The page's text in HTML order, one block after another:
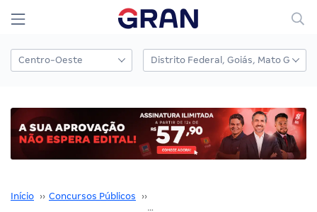
Início ›› Concursos Públicos ››